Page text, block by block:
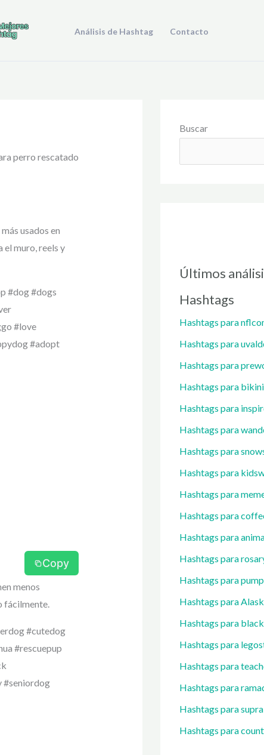
Análisis de Hashtag Contacto
perro rescatado
usados en
muro, reels y
#dog #dogs
#love
#adopt
Copy
menos
fácilmente.
#cutedog
#rescuepup
#seniordog
Buscar
Últimos
Hashtags
Hashtags para
Hashtags para
Hashtags para
Hashtags para bikini
Hashtags para
Hashtags para
Hashtags para
Hashtags para
Hashtags para
Hashtags para
Hashtags para
Hashtags para
Hashtags para
Hashtags para
Hashtags para
Hashtags para
Hashtags para
Hashtags para
Hashtags para supra
Hashtags para